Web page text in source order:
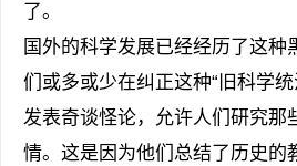
了。
国外的科学发展已经经历了这种
们或多或少在纠正这种“旧科学
发表奇谈怪论，允许人们研究那
情。这是因为他们总结了历史的